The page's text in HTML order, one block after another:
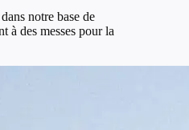
notre base de
à des messes pour la